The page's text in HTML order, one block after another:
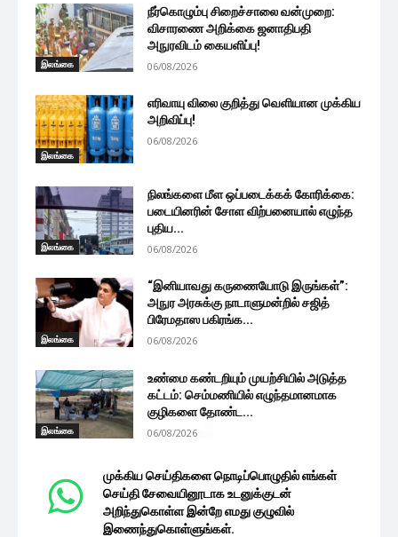
இலங்கை
நீர்கொழும்பு சிறைச்சாலை வன்முறை:
விசாரணை அறிக்கை ஜனாதிபதி
அநுரவிடம் கையளிப்பு!
06/08/2026
இலங்கை
எரிவாயு விலை குறித்து வெளியான முக்கிய
அறிவிப்பு!
06/08/2026
இலங்கை
நிலங்களை மீள ஒப்படைக்கக் கோரிக்கை:
படையினரின் சோள விற்பனையால் எழுந்த
புதிய...
06/08/2026
இலங்கை
“இனியாவது கருணையோடு இருங்கள்”:
அநுர அரசுக்கு நாடாளுமன்றில் சஜித்
பிரேமதாஸ பகிரங்க...
06/08/2026
இலங்கை
உண்மை கண்டறியும் முயற்சியில் அடுத்த
கட்டம்: செம்மணியில் எழுந்தமானமாக
குழிகளை தோண்ட...
06/08/2026
முக்கிய செய்திகளை நொடிப்பொழுதில் எங்கள்
செய்தி சேவையினூடாக உடனுக்குடன்
அறிந்துகொள்ள இன்றே எமது குழுவில்
இணைந்துகொள்ளுங்கள்.